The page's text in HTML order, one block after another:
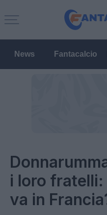
News Fantacalcio
i loro fratelli:
va in